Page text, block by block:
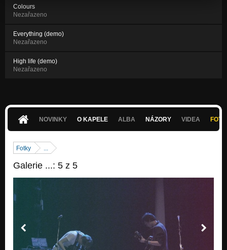
Colours
Nezařazeno
Everything (demo)
Nezařazeno
High life (demo)
Nezařazeno
NOVINKY O KAPELE ALBA NÁZORY VIDEA
Fotky
Galerie ...: 5 z 5